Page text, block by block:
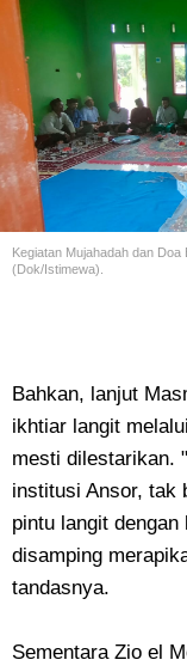
Kegiatan Mujahadah dan Doa
(Dok/Istimewa).
Bahkan, lanjut
ikhtiar langit
mesti dilestarikan.
institusi Ansor, tak
pintu langit
disamping
tandasnya.
Sementara Zio el